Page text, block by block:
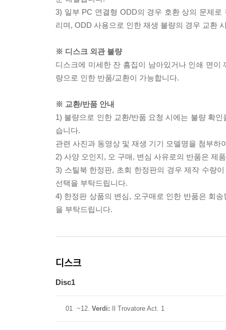
3) 일부 PC 연결형 ODD의 경우 호환 상의 문제
리며, ODD 사용으로 인한 재생 불량의 경우 교환
※ 디스크 외관 불량
디스크에 미세한 잔 흠집이 남아있거나 인쇄 면
량으로 인한 반품/교환이 가능합니다.
※ 교환/반품 안내
1) 불량으로 인한 교환/반품 요청 시에는 불량 확
습니다.
관련 사진과 동영상 및 재생 기기 모델명을 첨부하
2) 사양 오인지, 오 구매, 변심 사유로의 반품은 제
3) 스틸북 한정판, 초회 한정판의 경우 제작 수량
선택을 부탁드립니다.
4) 한정판 상품의 변심, 오구매로 인한 반품은 회
을 부탁드립니다.
디스크
Disc1
01 ~12. Verdi: Il Trovatore Act. 1